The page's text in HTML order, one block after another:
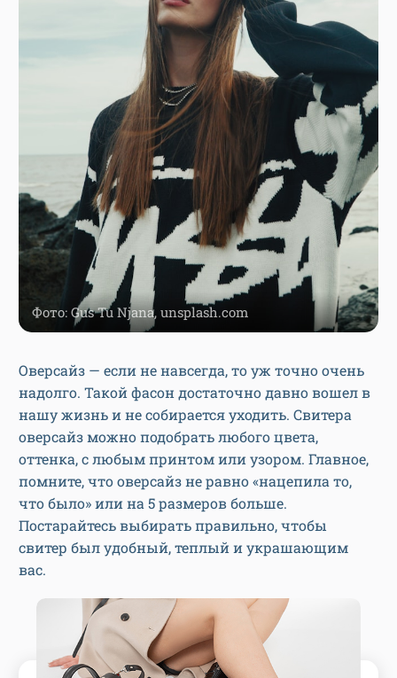
Фото: Gus Tu Njana, unsplash.com
Оверсайз — если не навсегда, то уж точно очень
надолго. Такой фасон достаточно давно вошел в
нашу жизнь и не собирается уходить. Свитера
оверсайз можно подобрать любого цвета,
оттенка, с любым принтом или узором. Главное,
помните, что оверсайз не равно «нацепила то,
что было» или на 5 размеров больше.
Постарайтесь выбирать правильно, чтобы
свитер был удобный, теплый и украшающим
вас.